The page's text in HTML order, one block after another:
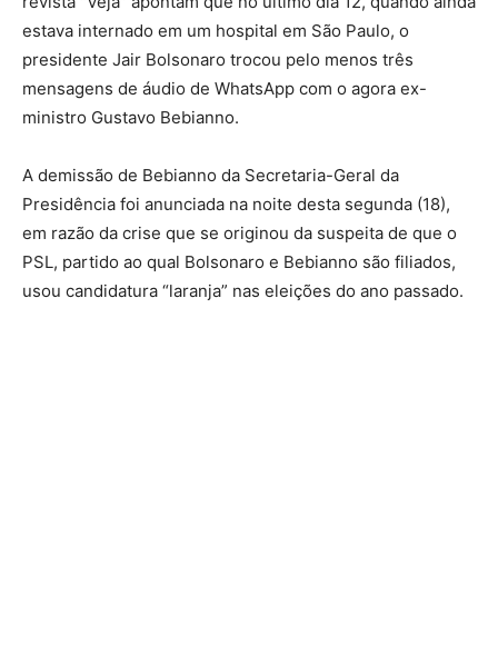
estava internado em um hospital em São Paulo, o
presidente Jair Bolsonaro trocou pelo menos três
mensagens de áudio de WhatsApp com o agora ex-
ministro Gustavo Bebianno.
A demissão de Bebianno da Secretaria-Geral da
Presidência foi anunciada na noite desta segunda (18),
em razão da crise que se originou da suspeita de que o
PSL, partido ao qual Bolsonaro e Bebianno são filiados,
usou candidatura “laranja” nas eleições do ano passado.